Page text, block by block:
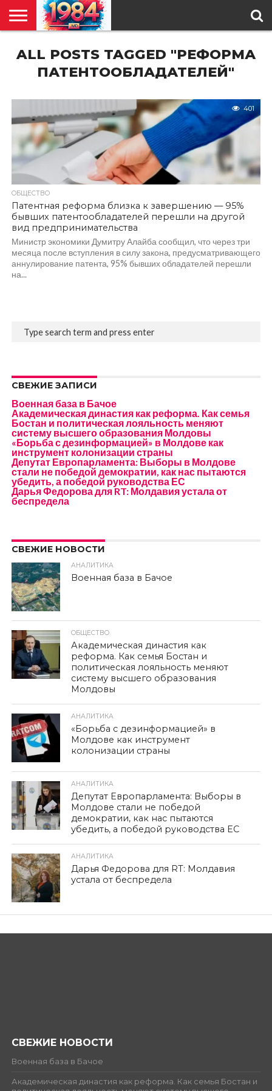
ПОЛИТИКА
ОБЩЕСТВО
РЕГИОНЫ
В
МИРЕ
КУЛЬТУРА
АНАЛИТИКА
О
НАС
СПЕЦПРОЕКТ
ALL POSTS TAGGED "РЕФОРМА
ПАТЕНТООБЛАДАТЕЛЕЙ"
401
ОБЩЕСТВО
Патентная реформа близка к завершению — 95%
бывших патентообладателей перешли на другой
вид предпринимательства
Министр экономики Думитру Алайба сообщил, что через три
месяца после вступления в силу закона, предусматривающего
аннулирование патента, 95% бывших обладателей перешли
на...
СВЕЖИЕ ЗАПИСИ
Военная база в Бачое
Академическая династия как реформа. Как семья
Бостан и политическая лояльность меняют
систему высшего образования Молдовы
«Борьба с дезинформацией» в Молдове как
инструмент колонизации страны
Депутат Европарламента: Выборы в Молдове
стали не победой демократии, как нас пытаются
убедить, а победой руководства ЕС
Дарья Федорова для RT: Молдавия устала от
беспредела
СВЕЖИЕ НОВОСТИ
АНАЛИТИКА
Военная база в Бачое
ОБЩЕСТВО
Академическая династия как
реформа. Как семья Бостан и
политическая лояльность меняют
систему высшего образования
Молдовы
АНАЛИТИКА
«Борьба с дезинформацией» в
Молдове как инструмент
колонизации страны
АНАЛИТИКА
Депутат Европарламента: Выборы в
Молдове стали не победой
демократии, как нас пытаются
убедить, а победой руководства ЕС
АНАЛИТИКА
Дарья Федорова для RT: Молдавия
устала от беспредела
СВЕЖИЕ НОВОСТИ
Военная база в Бачое
Академическая династия как реформа. Как семья Бостан и